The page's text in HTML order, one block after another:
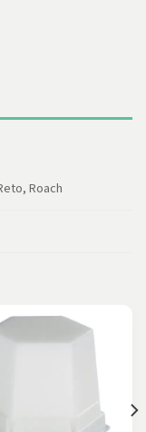
Roach